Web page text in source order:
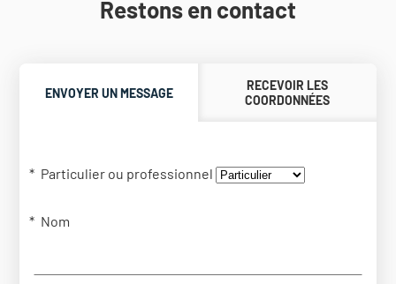
Restons en contact
ENVOYER UN MESSAGE
RECEVOIR LES
COORDONNÉES
Particulier ou professionnel
Nom